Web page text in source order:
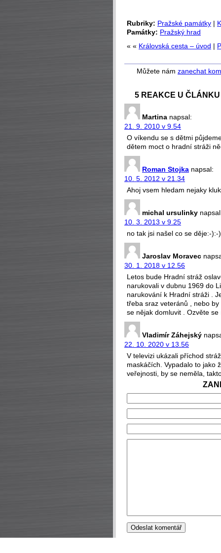
Rubriky: Pražské památky |
Památky: Pražský hrad
« « Královská cesta – úvod |
Můžete nám zanechat
5 REAKCE U
Martina napsal:
21. 9. 2010 v 9.54
O víkendu se s dětmi
dětem moct o hradní stráži
Roman Stojka napsal:
10. 5. 2012 v 21.34
Ahoj vsem hledam nejaky
michal ursulinky
10. 3. 2013 v 9.25
no tak jsi našel co se děje:-):-
Jaroslav Moravec
30. 1. 2018 v 12.56
Letos bude Hradní stráž
narukovali v dubnu 1969 do
narukování k Hradní stráži .
třeba sraz veteránů , nebo
se nějak domluvit . Ozvěte
Vladimír Záhejský
22. 10. 2020 v 13.56
V televizi ukázali příchod
maskáčích. Vypadalo to jako
veřejnosti, by se neměla,